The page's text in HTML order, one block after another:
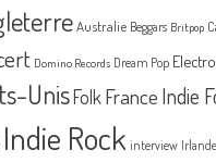
Australie Beggars Britpop
Domino Records Dream Pop
UnisFolk France Indie
Indie Rock interview Irlande